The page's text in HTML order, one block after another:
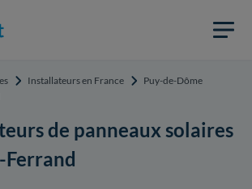
Installateurs en France
Puy-de-Dôme
de panneaux solaires